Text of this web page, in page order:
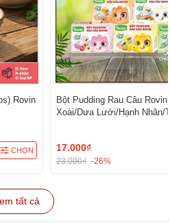
Rovin
CHỌN
Bột Pudding Rau Câu
Xoài/Dưa Lưới/Hạnh Nhân/
17.000₫
23.000₫ -26%
tất cả